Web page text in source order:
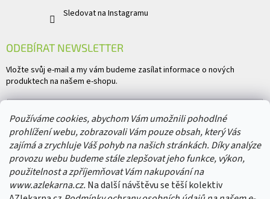
Používáme cookies, abychom Vám umožnili pohodlné
prohlížení webu, zobrazovali Vám pouze obsah, který Vás
zajímá a zrychluje Váš pohyb na našich stránkách. Díky analýze
provozu webu budeme stále zlepšovat jeho funkce, výkon,
použitelnost a zpříjemňovat Vám nakupování na
www.azlekarna.cz. Na další návštěvu se těší kolektiv
Sledovat na Instagramu
ODEBÍRAT NEWSLETTER
Vložte svůj e-mail a my vám budeme zasílat informace o nových
produktech na našem e-shopu.
Vložením e-mailu souhlasíte spodmínkami ochrany osobních údajů
PŘIHLÁSIT SE